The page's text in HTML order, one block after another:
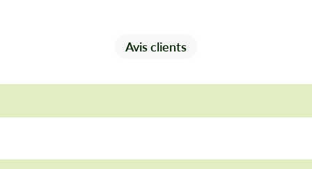
Avis clients